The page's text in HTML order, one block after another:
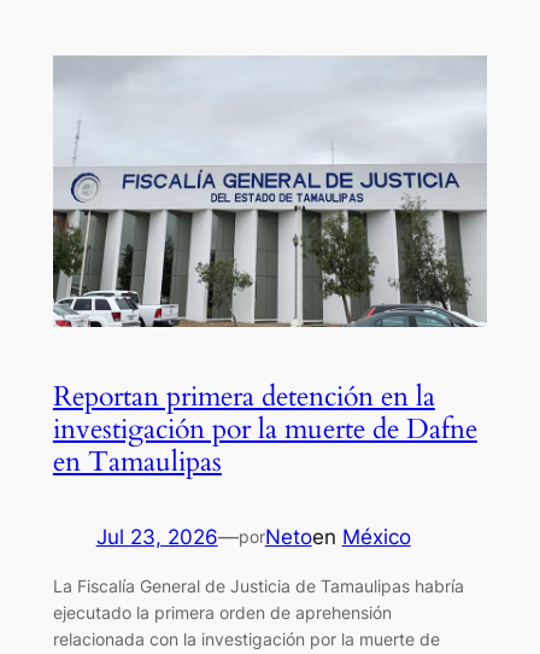
Reportan primera detención en la
investigación por la muerte de Dafne
en Tamaulipas
Jul 23, 2026—porNetoen México
La Fiscalía General de Justicia de Tamaulipas habría
ejecutado la primera orden de aprehensión
relacionada con la investigación por la muerte de